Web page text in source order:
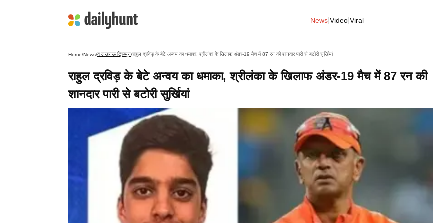
News Video Viral
Home/News/द लखनऊ ट्रिब्यून/राहुल द्रविड़ के बेटे अन्वय का धमाका, श्रीलंका के खिलाफ अंडर-19 मैच में 87 रन की शानदार पारी से बटोरी सुर्खियां
राहुल द्रविड़ के बेटे अन्वय का धमाका, श्रीलंका के खिलाफ अंडर-19 मैच में 87 रन की
शानदार पारी से बटोरी सुर्खियां